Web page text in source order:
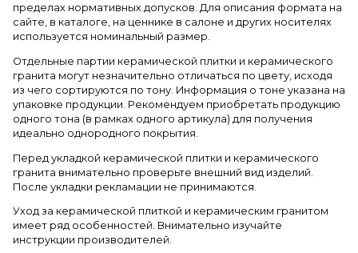
пределах нормативных допусков. Для описания формата на
сайте, в каталоге, на ценнике в салоне и других носителях
используется номинальный размер.
Отдельные партии керамической плитки и керамического
гранита могут незначительно отличаться по цвету, исходя
из чего сортируются по тону. Информация о тоне указана на
упаковке продукции. Рекомендуем приобретать продукцию
одного тона (в рамках одного артикула) для получения
идеально однородного покрытия.
Перед укладкой керамической плитки и керамического
гранита внимательно проверьте внешний вид изделий.
После укладки рекламации не принимаются.
Уход за керамической плиткой и керамическим гранитом
имеет ряд особенностей. Внимательно изучайте
инструкции производителей.